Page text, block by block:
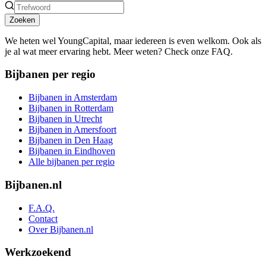
Zoeken
We heten wel YoungCapital, maar iedereen is even welkom. Ook als
je al wat meer ervaring hebt. Meer weten? Check onze FAQ.
Bijbanen per regio
Bijbanen in Amsterdam
Bijbanen in Rotterdam
Bijbanen in Utrecht
Bijbanen in Amersfoort
Bijbanen in Den Haag
Bijbanen in Eindhoven
Alle bijbanen per regio
Bijbanen.nl
F.A.Q.
Contact
Over Bijbanen.nl
Werkzoekend